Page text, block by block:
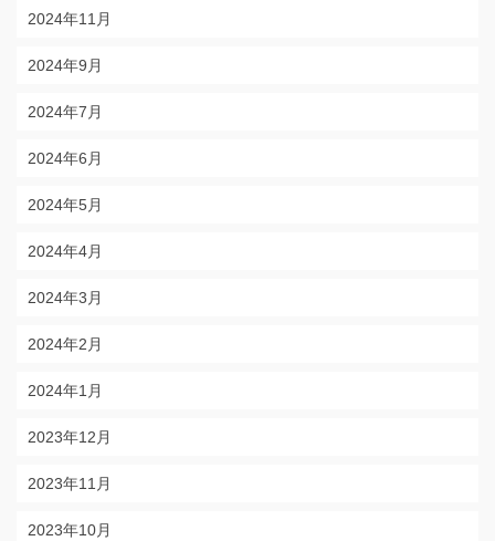
2024年11月
2024年9月
2024年7月
2024年6月
2024年5月
2024年4月
2024年3月
2024年2月
2024年1月
2023年12月
2023年11月
2023年10月